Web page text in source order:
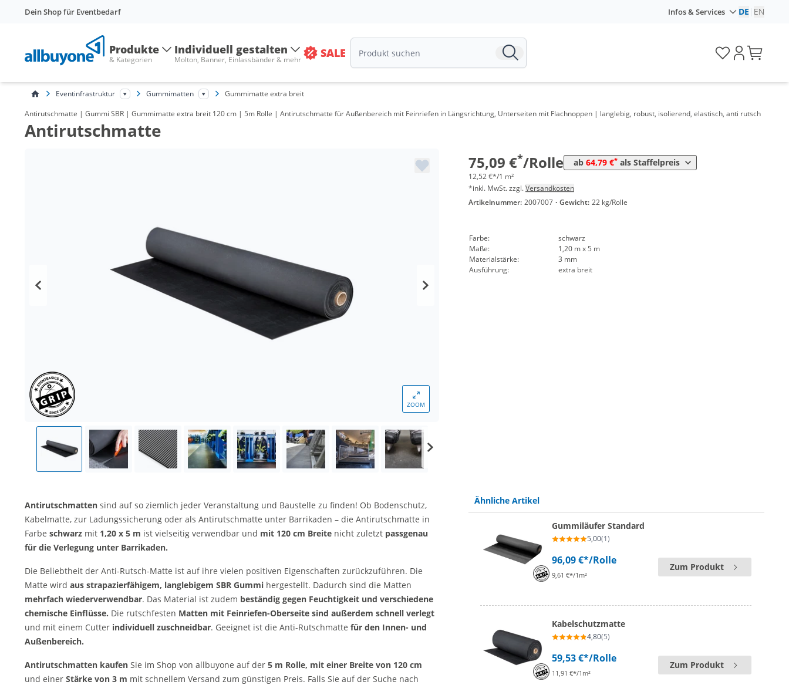
Dein Shop für Eventbedarf Infos & Services DE EN
Produkte
& Kategorien
Individuell gestalten
Molton, Banner, Einlassbänder & mehr SALE
Eventinfrastruktur Gummimatten Gummimatte extra breit
Antirutschmatte | Gummi SBR | Gummimatte extra breit 120 cm | 5m Rolle | Antirutschmatte für Außenbereich mit Feinriefen in Längsrichtung, Unterseiten mit Flachnoppen | langlebig, robust, isolierend, elastisch, anti rutsch
Antirutschmatte
ZOOM
75,09 €*/Rolle ab 64,79 €* als Staffelpreis
Menge Preis
ab 25 Rollen 64,79 € 10,80 €*/1m²
12,52 €*/1 m²
*inkl. MwSt. zzgl.Versandkosten
Artikelnummer: 2007007 · Gewicht: 22 kg/Rolle
Farbe:
schwarz
Maße:
1,20 m x 5 m
Materialstärke:
3 mm
Ausführung:
extra breit
Antirutschmatten sind auf so ziemlich jeder Veranstaltung und Baustelle zu finden! Ob Bodenschutz,
Kabelmatte, zur Ladungssicherung oder als Antirutschmatte unter Barrikaden – die Antirutschmatte in
Farbe schwarz mit 1,20 x 5 m ist vielseitig verwendbar und mit 120 cm Breite nicht zuletzt passgenau
für die Verlegung unter Barrikaden.
Die Beliebtheit der Anti-Rutsch-Matte ist auf ihre vielen positiven Eigenschaften zurückzuführen. Die
Matte wird aus strapazierfähigem, langlebigem SBR Gummi hergestellt. Dadurch sind die Matten
mehrfach wiederverwendbar. Das Material ist zudem beständig gegen Feuchtigkeit und verschiedene
chemische Einflüsse. Die rutschfesten Matten mit Feinriefen-Oberseite sind außerdem schnell verlegt
und mit einem Cutter individuell zuschneidbar. Geeignet ist die Anti-Rutschmatte für den Innen- und
Außenbereich.
Antirutschmatten kaufen Sie im Shop von allbuyone auf der 5 m Rolle, mit einer Breite von 120 cm
und einer Stärke von 3 m mit schnellem Versand zum günstigen Preis. Falls Sie auf der Suche nach
Ähnliche Artikel
Gummiläufer Standard
5,00(1)
96,09 €*/Rolle
9,61 €*/1m²
Zum Produkt
Kabelschutzmatte
4,80(5)
59,53 €*/Rolle
11,91 €*/1m²
Zum Produkt